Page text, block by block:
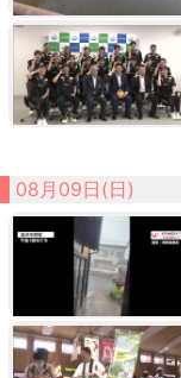
08月09日(日)